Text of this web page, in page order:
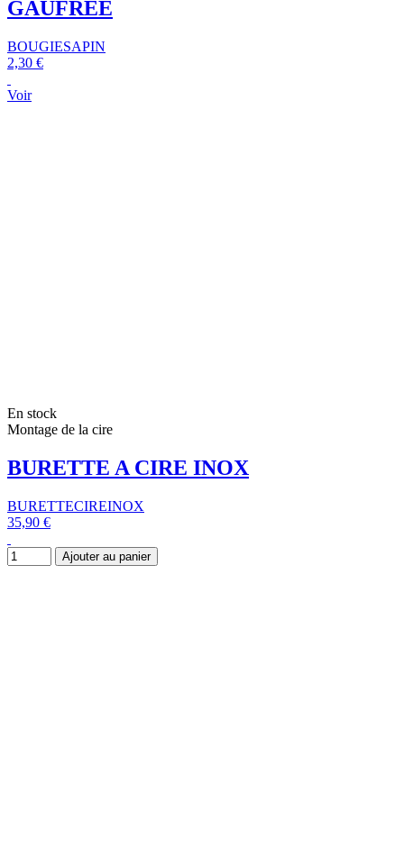
GAUFRÉE
BOUGIESAPIN
2,30 €
Voir
En stock
Montage de la cire
BURETTE A CIRE INOX
BURETTECIREINOX
35,90 €
Ajouter au panier